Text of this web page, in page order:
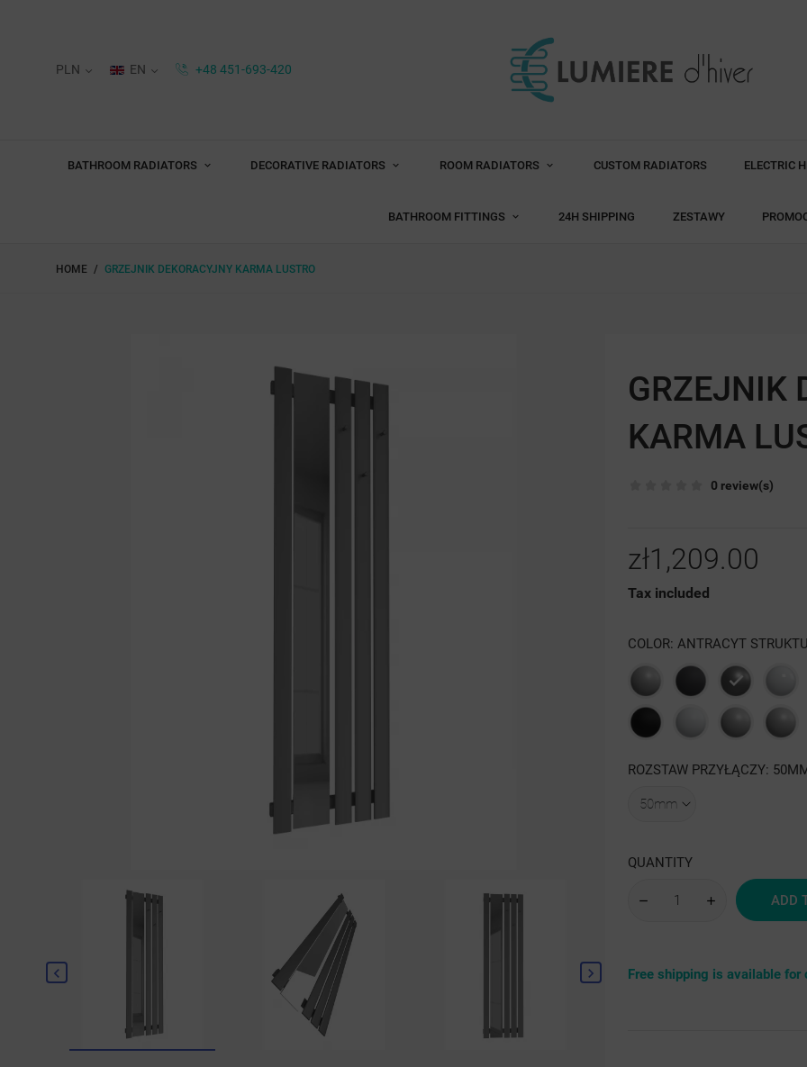
PLN EN +48 451-693-420
BATHROOM RADIATORS DECORATIVE RADIATORS ROOM RADIATORS CUSTOM RADIATORS ELECTRIC
BATHROOM FITTINGS 24H SHIPPING ZESTAWY
HOME GRZEJNIK DEKORACYJNY KARMA LUSTRO
GRZEJNIK
KARMA
0 review(s)
zł1,209.00
Tax included
COLOR: ANTRACYT
Szary
struktura
Grafit Antracyt
struktura
Biały
Czarna
struktura
Biały
mat
Szary 4
luty
ROZSTAW PRZYŁĄCZY:
QUANTITY
ADD
Free shipping is available for